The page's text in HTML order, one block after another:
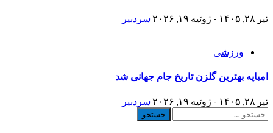
تیر ۲۸, ۱۴۰۵ - ژوئیه ۱۹, ۲۰۲۶ سردبیر
ورزشی
امباپه بهترین گلزن تاریخ جام جهانی شد
تیر ۲۸, ۱۴۰۵ - ژوئیه ۱۹, ۲۰۲۶
سردبیر
جستجو